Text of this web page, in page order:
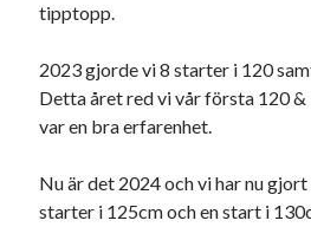
tipptopp.
2023 gjorde vi 8 starter i 120
Detta året red vi vår första 120
var en bra erfarenhet.
Nu är det 2024 och vi har nu
starter i 125cm och en start i